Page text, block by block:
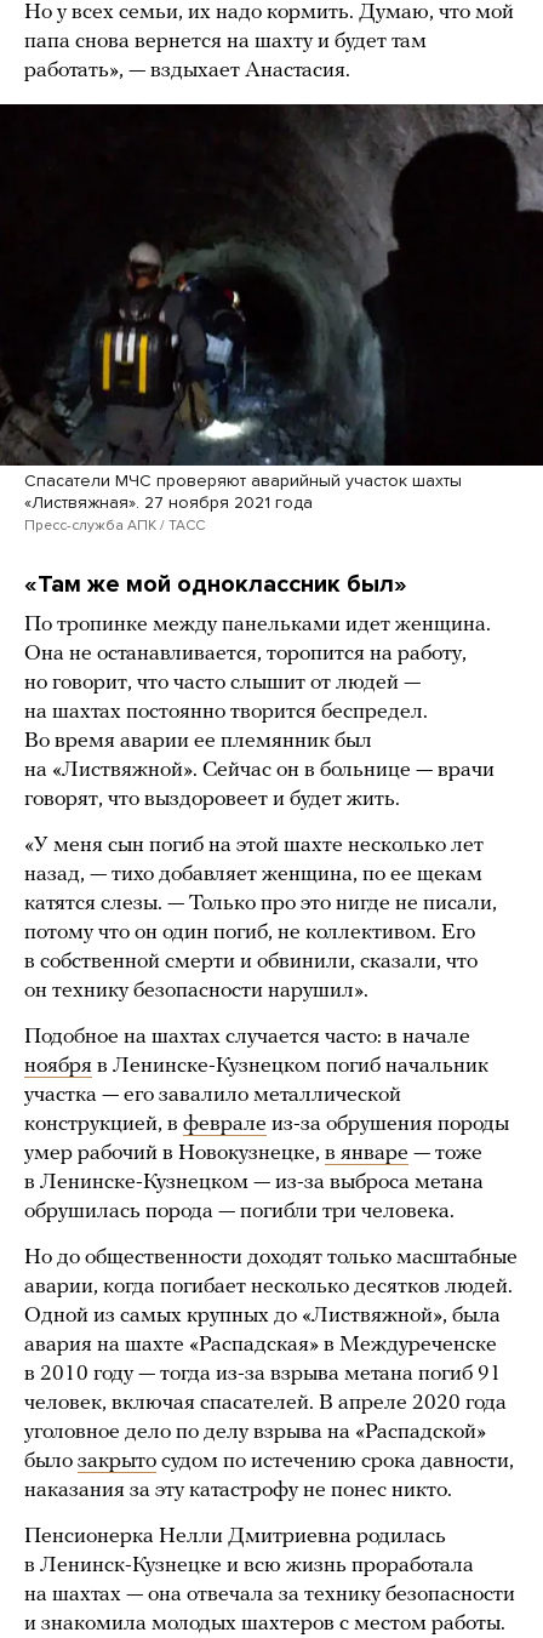
Но у всех семьи, их надо кормить. Думаю, что мой
папа снова вернется на шахту и будет там
работать», — вздыхает Анастасия.
Спасатели МЧС проверяют аварийный участок шахты
«Листвяжная». 27 ноября 2021 года
Пресс-служба АПК / ТАСС
«Там же мой одноклассник был»
По тропинке между панельками идет женщина.
Она не останавливается, торопится на работу,
но говорит, что часто слышит от людей —
на шахтах постоянно творится беспредел.
Во время аварии ее племянник был
на «Листвяжной». Сейчас он в больнице — врачи
говорят, что выздоровеет и будет жить.
«У меня сын погиб на этой шахте несколько лет
назад, — тихо добавляет женщина, по ее щекам
катятся слезы. — Только про это нигде не писали,
потому что он один погиб, не коллективом. Его
в собственной смерти и обвинили, сказали, что
он технику безопасности нарушил».
Подобное на шахтах случается часто: в начале
ноября в Ленинске-Кузнецком погиб начальник
участка — его завалило металлической
конструкцией, в феврале из-за обрушения породы
умер рабочий в Новокузнецке, в январе — тоже
в Ленинске-Кузнецком — из-за выброса метана
обрушилась порода — погибли три человека.
Но до общественности доходят только масштабные
аварии, когда погибает несколько десятков людей.
Одной из самых крупных до «Листвяжной», была
авария на шахте «Распадская» в Междуреченске
в 2010 году — тогда из-за взрыва метана погиб 91
человек, включая спасателей. В апреле 2020 года
уголовное дело по делу взрыва на «Распадской»
было закрыто судом по истечению срока давности,
наказания за эту катастрофу не понес никто.
Пенсионерка Нелли Дмитриевна родилась
в Ленинск-Кузнецке и всю жизнь проработала
на шахтах — она отвечала за технику безопасности
и знакомила молодых шахтеров с местом работы.